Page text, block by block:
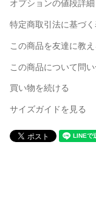
オプションの値段詳細
特定商取引法に基づく
この商品を友達に教え
この商品について問
買い物を続ける
サイズガイドを見る